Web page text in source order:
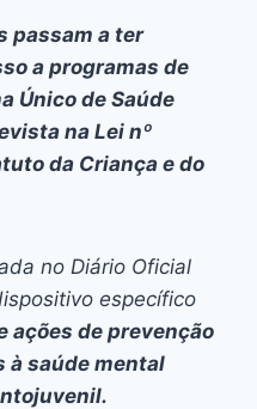
e
st
e
dI
n
passam a ter
a programas de
Único de Saúde
na Lei nº
da Criança e do
no Diário Oficial
específico
ações de prevenção
à saúde mental